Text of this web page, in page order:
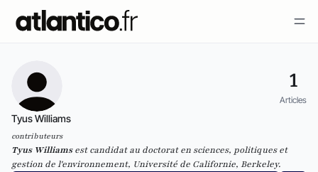
1
Articles
Tyus Williams
contributeurs
Tyus Williamsest candidat au doctorat en sciences, politiques et
gestion de l'environnement, Université de Californie, Berkeley.